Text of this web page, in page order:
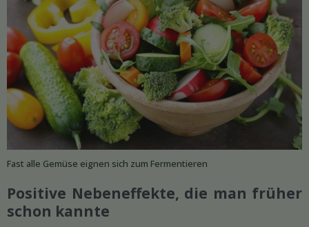
Fast alle Gemüse eignen sich zum Fermentieren
Positive Nebeneffekte, die man früher
schon kannte